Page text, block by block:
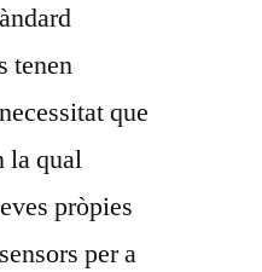
tenen
que
la qual
pròpies
per a